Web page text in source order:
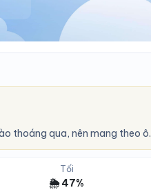
thoáng qua, nên mang theo ô.
Tối
🌦️ 47%